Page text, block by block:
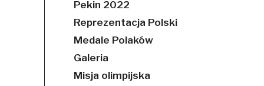
Pekin 2022
Reprezentacja Polski
Medale Polaków
Galeria
Misja olimpijska